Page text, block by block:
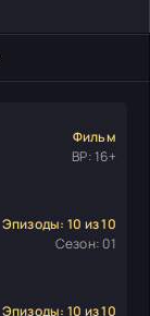
Фильм
ВР: 16+
Эпизоды: 10 из 10
Сезон: 01
Эпизоды: 10 из 10